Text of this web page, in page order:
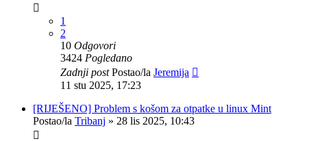
1
2
10 Odgovori
3424 Pogledano
Zadnji postPostao/la Jeremija
11 stu 2025, 17:23
[RIJEŠENO] Problem s košom za otpatke u linux Mint
Postao/la Tribanj » 28 lis 2025, 10:43